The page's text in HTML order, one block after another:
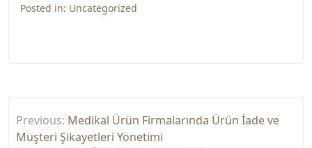
Posted in: Uncategorized
gezinmesi
Previous: Medikal Ürün Firmalarında Ürün İade ve
Müşteri Şikayetleri Yönetimi